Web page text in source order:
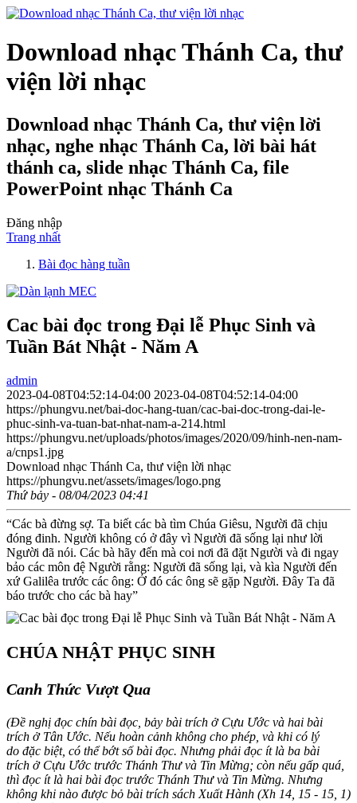
Download nhạc Thánh Ca, thư
viện lời nhạc
Download nhạc Thánh Ca, thư viện lời
nhạc, nghe nhạc Thánh Ca, lời bài hát
thánh ca, slide nhạc Thánh Ca, file
PowerPoint nhạc Thánh Ca
Đăng nhập
Trang nhất
Bài đọc hàng tuần
Cac bài đọc trong Đại lễ Phục Sinh và
Tuần Bát Nhật - Năm A
admin
2023-04-08T04:52:14-04:00 2023-04-08T04:52:14-04:00
https://phungvu.net/bai-doc-hang-tuan/cac-bai-doc-trong-dai-le-
phuc-sinh-va-tuan-bat-nhat-nam-a-214.html
https://phungvu.net/uploads/photos/images/2020/09/hinh-nen-nam-
a/cnps1.jpg
Download nhạc Thánh Ca, thư viện lời nhạc
https://phungvu.net/assets/images/logo.png
Thứ bảy - 08/04/2023 04:41
“Các bà đừng sợ. Ta biết các bà tìm Chúa Giêsu, Người đã chịu
đóng đinh. Người không có ở đây vì Người đã sống lại như lời
Người đã nói. Các bà hãy đến mà coi nơi đã đặt Người và đi ngay
bảo các môn đệ Người rằng: Người đã sống lại, và kìa Người đến
xứ Galilêa trước các ông: Ở đó các ông sẽ gặp Người. Đây Ta đã
báo trước cho các bà hay”
CHÚA NHẬT PHỤC SINH
Canh Thức Vượt Qua
(Ðề nghị đọc chín bài đọc, bảy bài trích ởCựu Ước và hai bài
trích ởTân Ước. Nếu hoàn cảnh không cho phép, và khi có lý
do đặc biệt, có thểbớt sốbài đọc. Nhưng phải đọc ít là ba bài
trích ởCựu Ước trước Thánh Thư và Tin Mừng; còn nếu gấp quá,
thì đọc ít là hai bài đọc trước Thánh Thư và Tin Mừng. Nhưng
không khi nào được bỏ bài trích sách Xuất Hành (Xh 14, 15 - 15, 1)